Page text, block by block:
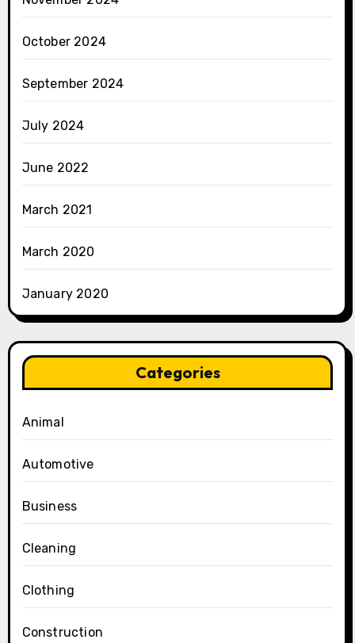
October 2024
September 2024
July 2024
June 2022
March 2021
March 2020
January 2020
Categories
Animal
Automotive
Business
Cleaning
Clothing
Construction